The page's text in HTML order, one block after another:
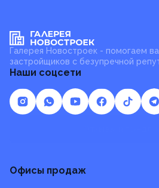
Галерея Новостроек - помогаем
застройщиков с безупречной
Наши соцсети
Офисы продаж